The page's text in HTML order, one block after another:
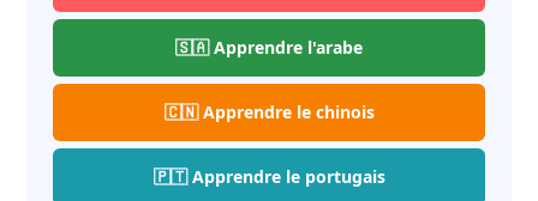
🇸🇦 Apprendre l'arabe
🇨🇳 Apprendre le chinois
🇵🇹 Apprendre le portugais